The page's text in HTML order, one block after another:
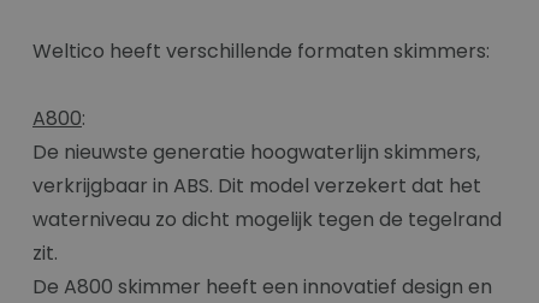
Weltico heeft verschillende formaten skimmers:
A800:
De nieuwste generatie hoogwaterlijn skimmers,
verkrijgbaar in ABS. Dit model verzekert dat het
waterniveau zo dicht mogelijk tegen de tegelrand
zit.
De A800 skimmer heeft een innovatief design en